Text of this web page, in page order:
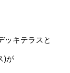
ッキテラスと
)が